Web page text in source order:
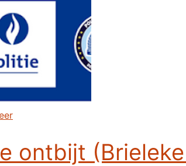
over Bezoek Erfgoedcentrum Politie
ontbijt